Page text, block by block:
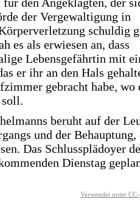
der Vergewaltigung in
schuldig
es als erwiesen an, dass
Lebensgefährtin mit
er ihr an den Hals
gebracht habe, wo
soll.
beruht auf der
und der Behauptung,
Das Schlussplädoyer
Dienstag
Verwendet unter